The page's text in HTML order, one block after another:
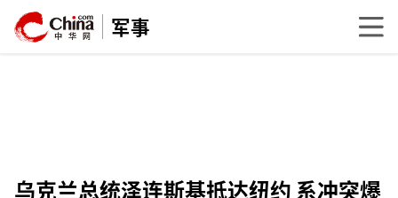
军事
乌克兰总统泽连斯基抵达纽约 系冲突爆